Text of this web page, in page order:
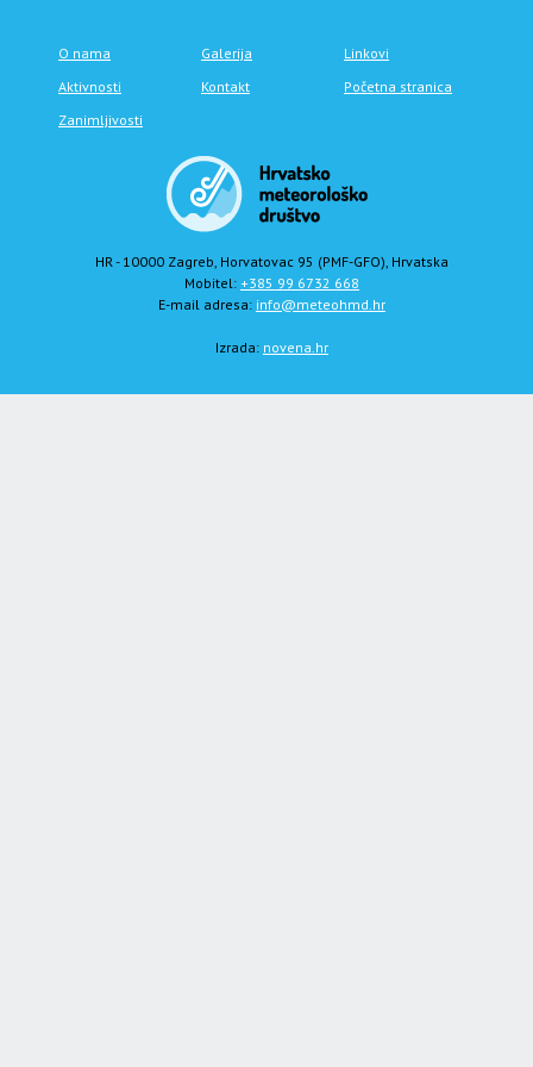
O nama Galerija
Linkovi
Aktivnosti
Kontakt
Početna stranica
Zanimljivosti
HR - 10000 Zagreb, Horvatovac 95 (PMF-GFO), Hrvatska
Mobitel: +385 99 6732 668
E-mail adresa: info@meteohmd.hr
Izrada: novena.hr